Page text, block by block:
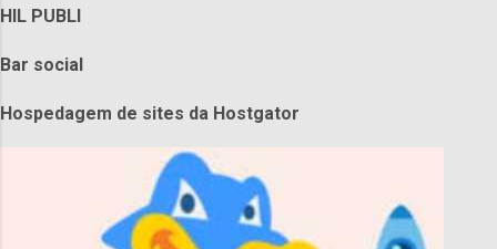
HIL PUBLI
Bar social
Hospedagem de sites da Hostgator